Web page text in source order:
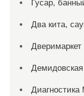
Гусар,
Два кита,
Дверимаркет
Диагностика